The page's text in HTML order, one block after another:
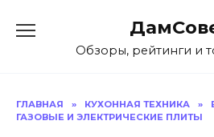
содержаниюОбзоры, рейтинги и
ГЛАВНАЯ » КУХОННАЯ ТЕХНИКА »
ГАЗОВЫЕ И ЭЛЕКТРИЧЕСКИЕ ПЛИТЫ